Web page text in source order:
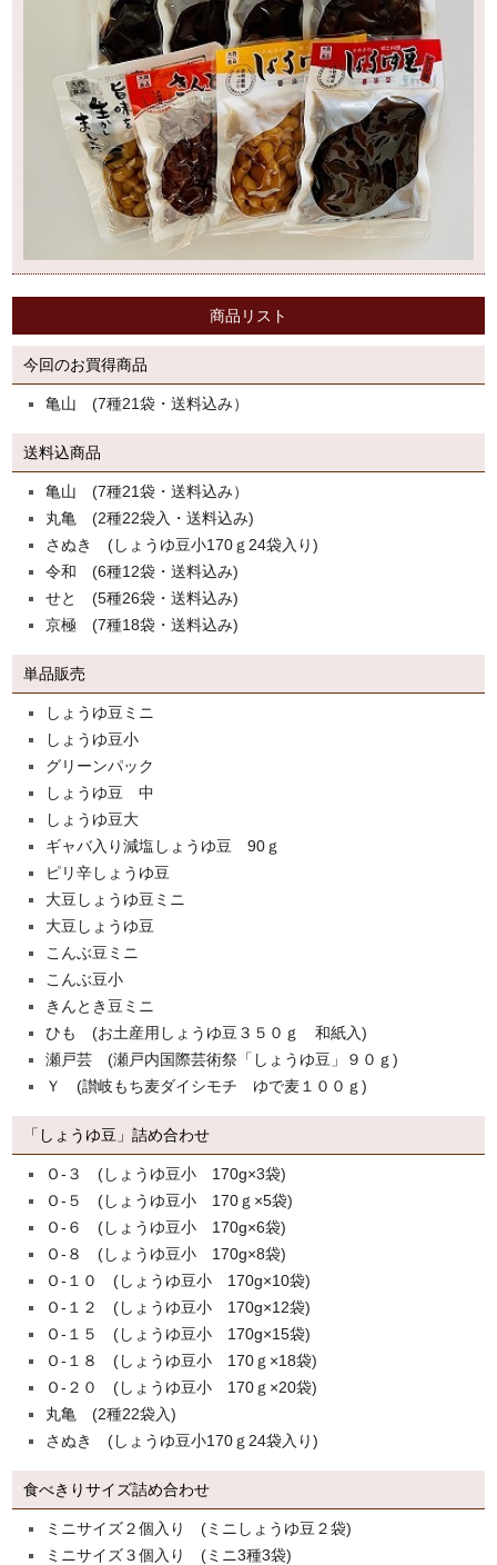
商品リスト
今回のお買得商品
亀山 (7種21袋・送料込み）
送料込商品
亀山 (7種21袋・送料込み）
丸亀 (2種22袋入・送料込み)
さぬき (しょうゆ豆小170ｇ24袋入り)
令和 (6種12袋・送料込み)
せと (5種26袋・送料込み)
京極 (7種18袋・送料込み)
単品販売
しょうゆ豆ミニ
しょうゆ豆小
グリーンパック
しょうゆ豆 中
しょうゆ豆大
ギャバ入り減塩しょうゆ豆 90ｇ
ピリ辛しょうゆ豆
大豆しょうゆ豆ミニ
大豆しょうゆ豆
こんぶ豆ミニ
こんぶ豆小
きんとき豆ミニ
ひも (お土産用しょうゆ豆３５０ｇ 和紙入)
瀬戸芸 (瀬戸内国際芸術祭「しょうゆ豆」９０ｇ)
Ｙ (讃岐もち麦ダイシモチ ゆで麦１００ｇ)
「しょうゆ豆」詰め合わせ
Ｏ-３ (しょうゆ豆小 170g×3袋)
Ｏ-５ (しょうゆ豆小 170ｇ×5袋)
Ｏ-６ (しょうゆ豆小 170g×6袋)
Ｏ-８ (しょうゆ豆小 170g×8袋)
Ｏ-１０ (しょうゆ豆小 170g×10袋)
Ｏ-１２ (しょうゆ豆小 170g×12袋)
Ｏ-１５ (しょうゆ豆小 170g×15袋)
Ｏ-１８ (しょうゆ豆小 170ｇ×18袋)
Ｏ-２０ (しょうゆ豆小 170ｇ×20袋)
丸亀 (2種22袋入)
さぬき (しょうゆ豆小170ｇ24袋入り)
食べきりサイズ詰め合わせ
ミニサイズ２個入り (ミニしょうゆ豆２袋)
ミニサイズ３個入り (ミニ3種3袋)